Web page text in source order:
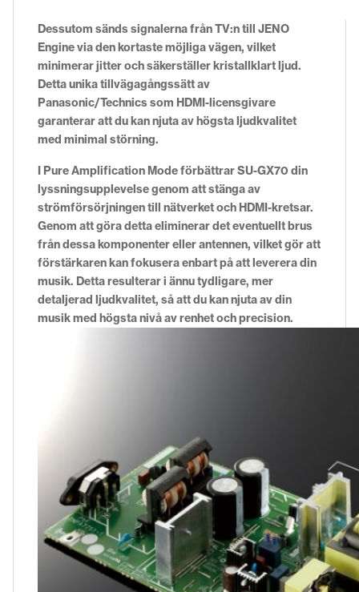
Dessutom sänds signalerna från TV:n till JENO
Engine via den kortaste möjliga vägen, vilket
minimerar jitter och säkerställer kristallklart ljud.
Detta unika tillvägagångssätt av
Panasonic/Technics som HDMI-licensgivare
garanterar att du kan njuta av högsta ljudkvalitet
med minimal störning.
I Pure Amplification Mode förbättrar SU-GX70 din
lyssningsupplevelse genom att stänga av
strömförsörjningen till nätverket och HDMI-kretsar.
Genom att göra detta eliminerar det eventuellt brus
från dessa komponenter eller antennen, vilket gör att
förstärkaren kan fokusera enbart på att leverera din
musik. Detta resulterar i ännu tydligare, mer
detaljerad ljudkvalitet, så att du kan njuta av din
musik med högsta nivå av renhet och precision.